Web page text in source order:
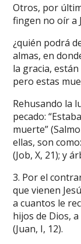
Otros, por
fingen no oír a
¿quién podrá
almas, en
la gracia,
pero estas
Rehusando la
pecado:
muerte”
ellas, son
(Job, X, 21); y
3. Por el
que vienen
a cuantos le
hijos de Dios,
(Juan, I, 12).